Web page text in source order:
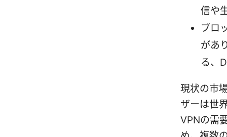
信や
ブロ
があ
る、
現状の市
ザーは世
VPNの需